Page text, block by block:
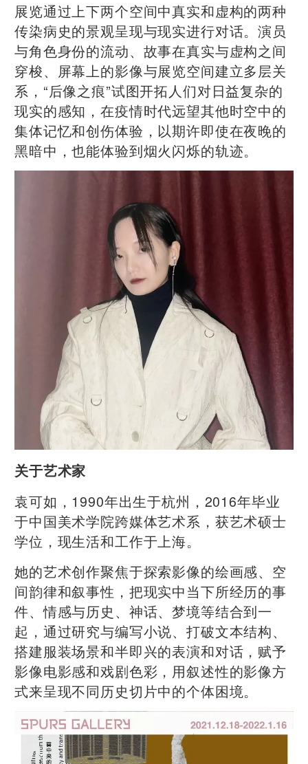
展览通过上下两个空间中真实和虚构的两种
传染病史的景观呈现与现实进行对话。演员
与角色身份的流动、故事在真实与虚构之间
穿梭、屏幕上的影像与展览空间建立多层关
系，“后像之痕”试图开拓人们对日益复杂的
现实的感知，在疫情时代远望其他时空中的
集体记忆和创伤体验，以期许即使在夜晚的
黑暗中，也能体验到烟火闪烁的轨迹。
关于艺术家
袁可如，1990年出生于杭州，2016年毕业
于中国美术学院跨媒体艺术系，获艺术硕士
学位，现生活和工作于上海。
她的艺术创作聚焦于探索影像的绘画感、空
间韵律和叙事性，把现实中当下所经历的事
件、情感与历史、神话、梦境等结合到一
起，通过研究与编写小说、打破文本结构、
搭建服装场景和半即兴的表演和对话，赋予
影像电影感和戏剧色彩，用叙述性的影像方
式来呈现不同历史切片中的个体困境。